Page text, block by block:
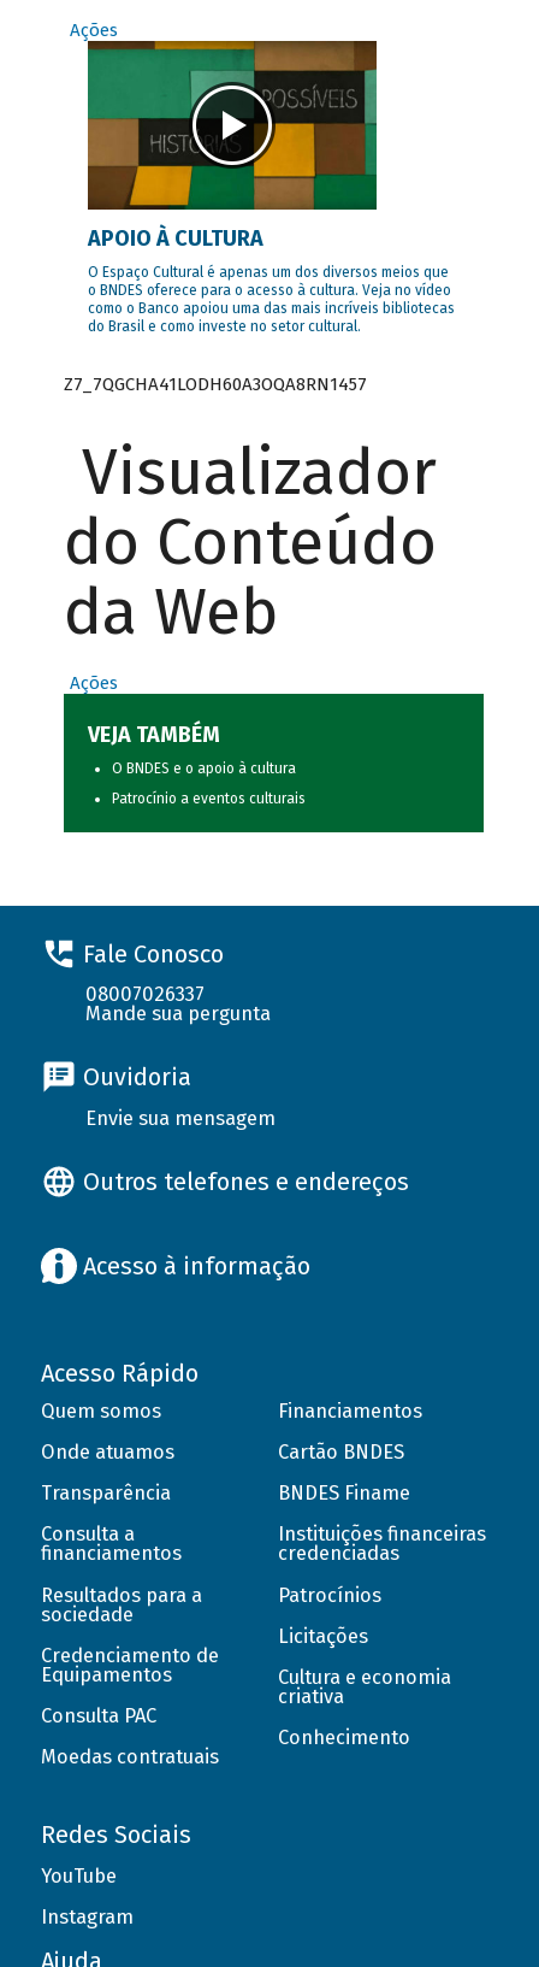
Ações
APOIO À CULTURA
O Espaço Cultural é apenas um dos diversos meios que
o BNDES oferece para o acesso à cultura. Veja no vídeo
como o Banco apoiou uma das mais incríveis bibliotecas
do Brasil e como investe no setor cultural.
Z7_7QGCHA41LODH60A3OQA8RN1457
Visualizador
do Conteúdo
da Web
Ações
VEJA TAMBÉM
O BNDES e o apoio à cultura
Patrocínio a eventos culturais
Fale Conosco
08007026337
Mande sua pergunta
Ouvidoria
Envie sua mensagem
Outros telefones e endereços
Acesso à informação
Acesso Rápido
Quem somos
Onde atuamos
Transparência
Consulta a
financiamentos
Resultados para a
sociedade
Credenciamento de
Equipamentos
Consulta PAC
Moedas contratuais
Financiamentos
Cartão BNDES
BNDES Finame
Instituições financeiras
credenciadas
Patrocínios
Licitações
Cultura e economia
criativa
Conhecimento
Redes Sociais
YouTube
Instagram
Ajuda